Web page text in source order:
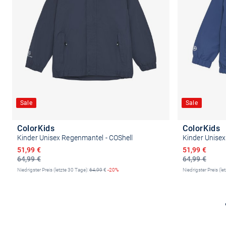
Sale
ColorKids
Kinder Unisex Regenmantel - COShell
64,99 €
Ermäßigter Preis
51,99 €
Niedrigster Preis (letzte 30 Tage):64,99€ -20%
Sale
ColorKids
Kinder
64,99 €
Ermäßigter
51,99 €
Niedrigster Preis